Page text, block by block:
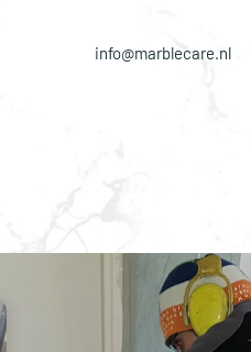
info@marblecare.nl